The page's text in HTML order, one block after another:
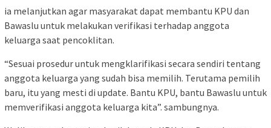
ia melanjutkan agar masyarakat dapat membantu KPU dan
Bawaslu untuk melakukan verifikasi terhadap anggota
keluarga saat pencoklitan.
“Sesuai prosedur untuk mengklarifikasi secara sendiri tentang
anggota keluarga yang sudah bisa memilih. Terutama pemilih
baru, itu yang mesti di update. Bantu KPU, bantu Bawaslu untuk
memverifikasi anggota keluarga kita”. sambungnya.